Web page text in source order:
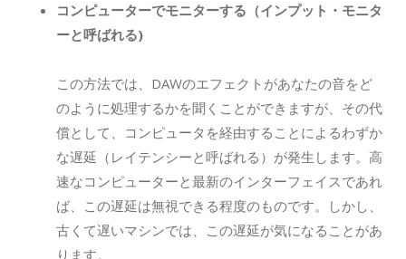
コンピューターでモニターする（インプット・モニタ
ーと呼ばれる)
この方法では、DAWのエフェクトがあなたの音をど
のように処理するかを聞くことができますが、その代
償として、コンピュータを経由することによるわずか
な遅延（レイテンシーと呼ばれる）が発生します。高
速なコンピューターと最新のインターフェイスであれ
ば、この遅延は無視できる程度のものです。しかし、
古くて遅いマシンでは、この遅延が気になることがあ
ります。